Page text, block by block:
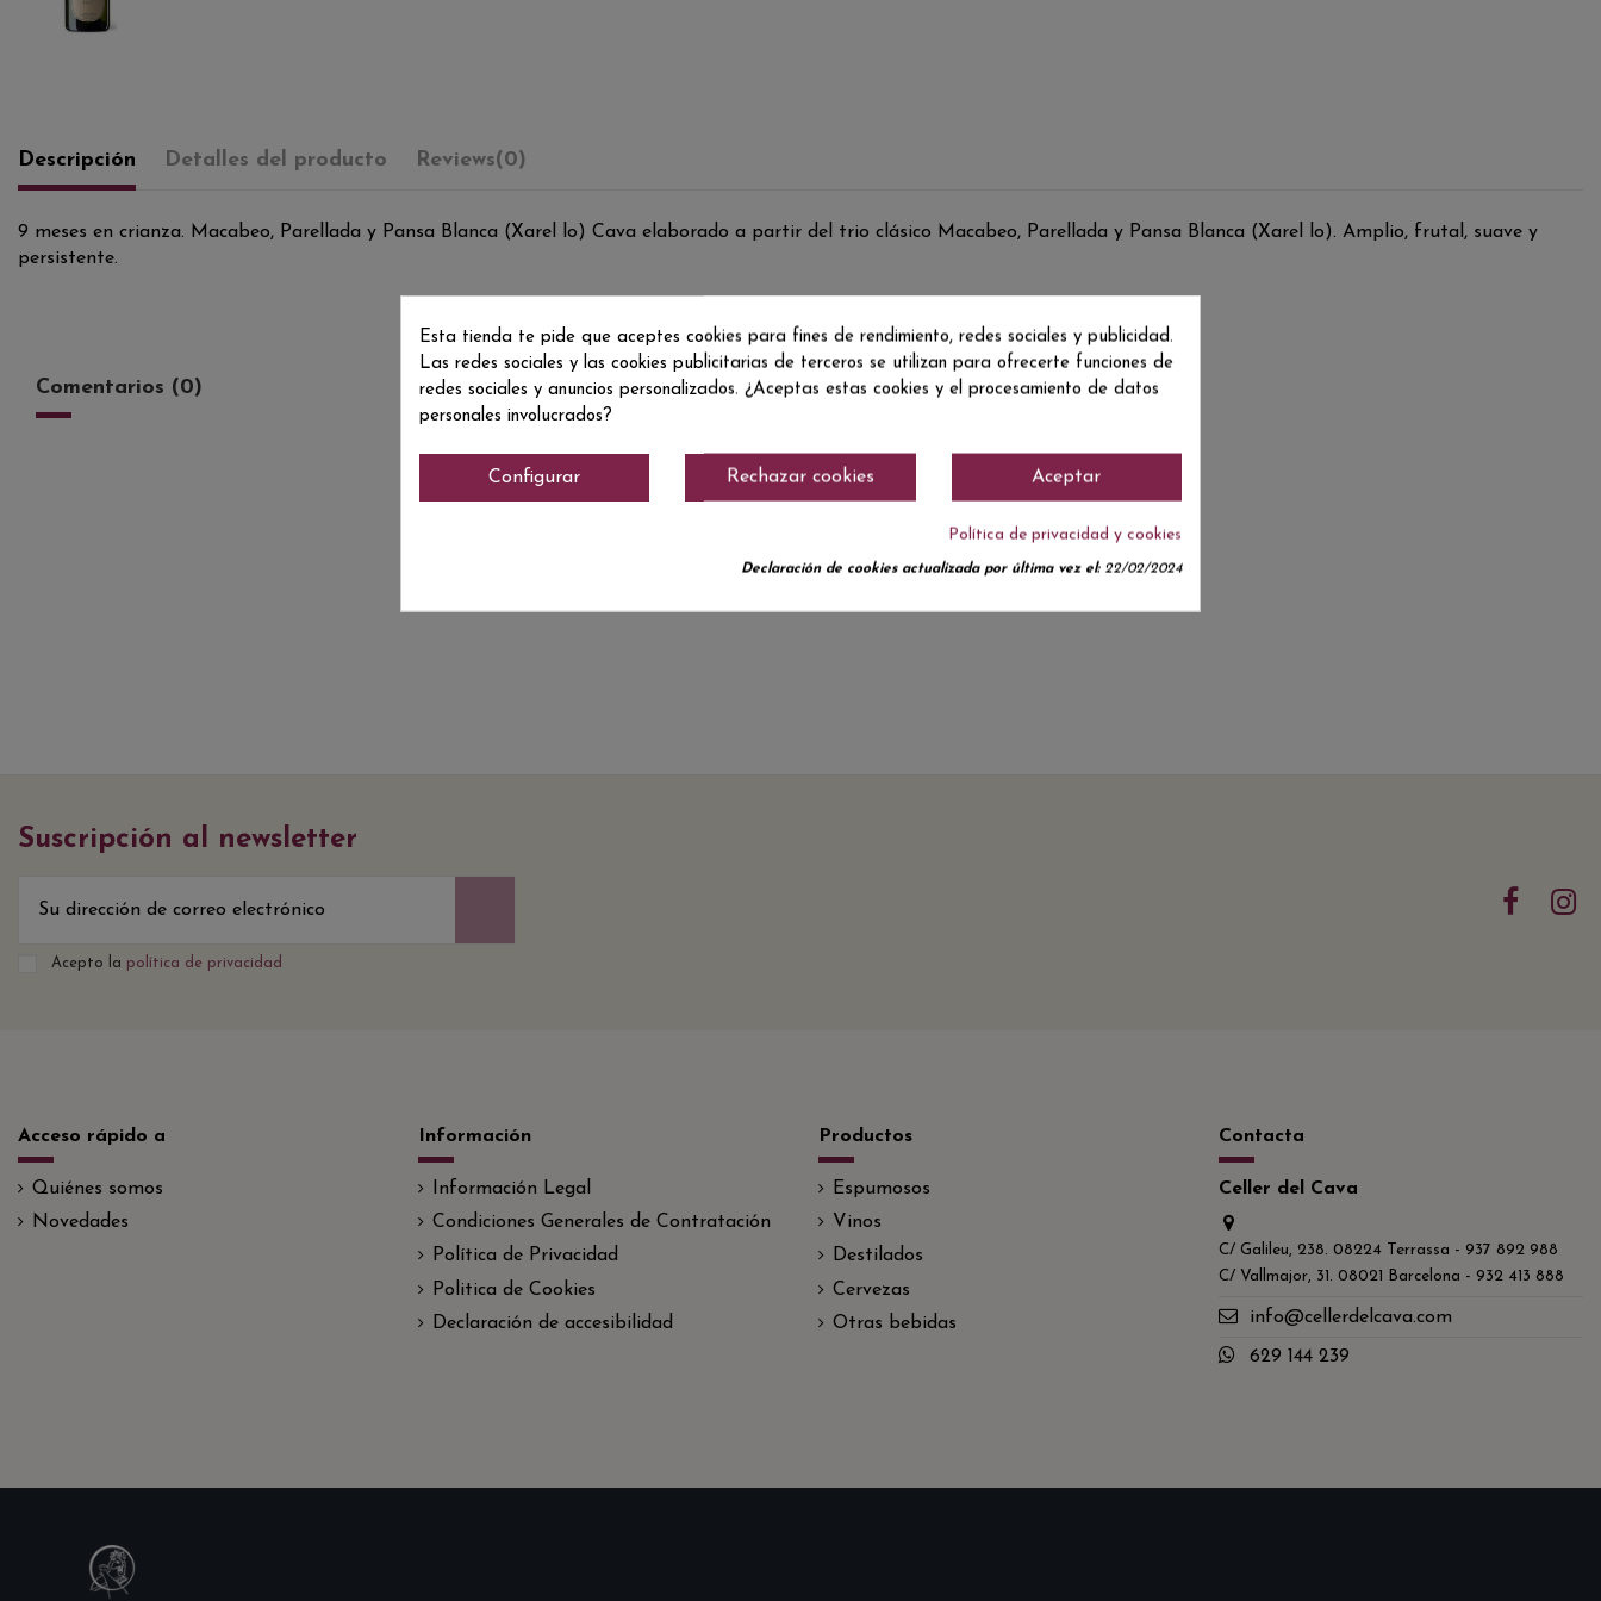
Descripción Detalles del producto Reviews(0)
9 meses en crianza. Macabeo, Parellada y Pansa Blanca (Xarel lo) Cava elaborado a partir del trio clásico Macabeo, Parellada y Pansa Blanca (Xarel lo). Amplio, frutal, suave y
persistente.
Comentarios (0)
No hay reseñas de clientes en este momento.
Suscripción al newsletter
Acepto la política de privacidad
Acceso rápido a
Quiénes somos
Novedades
Información
Información Legal
Condiciones Generales de Contratación
Política de Privacidad
Politica de Cookies
Declaración de accesibilidad
Productos
Espumosos
Vinos
Destilados
Cervezas
Otras bebidas
Contacta
Celler del Cava
C/ Galileu, 238. 08224 Terrassa - 937 892 988
C/ Vallmajor, 31. 08021 Barcelona - 932 413 888
info@cellerdelcava.com
629 144 239
Esta tienda te pide que aceptes cookies para fines de rendimiento, redes sociales y publicidad.
Las redes sociales y las cookies publicitarias de terceros se utilizan para ofrecerte funciones de
redes sociales y anuncios personalizados. ¿Aceptas estas cookies y el procesamiento de datos
personales involucrados?
Aceptar
Rechazar cookies
Configurar
Política de privacidad y cookies
Declaración de cookies actualizada por última vez el:22/02/2024